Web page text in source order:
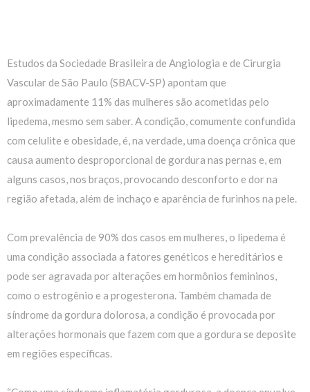
Estudos da Sociedade Brasileira de Angiologia e de Cirurgia
Vascular de São Paulo (SBACV-SP) apontam que
aproximadamente 11% das mulheres são acometidas pelo
lipedema, mesmo sem saber. A condição, comumente confundida
com celulite e obesidade, é, na verdade, uma doença crônica que
causa aumento desproporcional de gordura nas pernas e, em
alguns casos, nos braços, provocando desconforto e dor na
região afetada, além de inchaço e aparência de furinhos na pele.
Com prevalência de 90% dos casos em mulheres, o lipedema é
uma condição associada a fatores genéticos e hereditários e
pode ser agravada por alterações em hormônios femininos,
como o estrogênio e a progesterona. Também chamada de
síndrome da gordura dolorosa, a condição é provocada por
alterações hormonais que fazem com que a gordura se deposite
em regiões específicas.